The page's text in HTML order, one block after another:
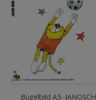
Bügelbild A5 -JANOSCH